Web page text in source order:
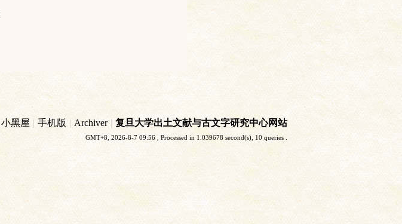
小黑屋 | 手机版 | Archiver | 复旦大学出土文献与古文字研究中心网站
GMT+8, 2026-8-7 09:56 , Processed in 1.039678 second(s), 10 queries .